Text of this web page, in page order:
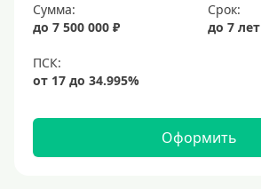
Сумма:
до 7 500 000 ₽
Срок:
до 7 лет
Оформить